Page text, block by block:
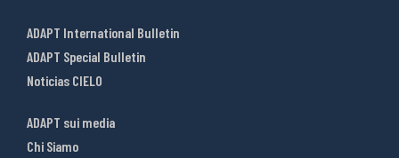
ADAPT International Bulletin
ADAPT Special Bulletin
Noticias CIELO
ADAPT sui media
Chi Siamo